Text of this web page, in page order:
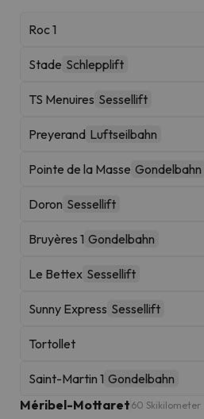
Roc 1
Stade Schlepplift
TS Menuires Sessellift
Preyerand Luftseilbahn
Pointe de la Masse Gondelbahn
Doron Sessellift
Bruyères 1 Gondelbahn
Le Bettex Sessellift
Sunny Express Sessellift
Tortollet
Saint-Martin 1 Gondelbahn
Méribel-Mottaret 60 Skikilometer